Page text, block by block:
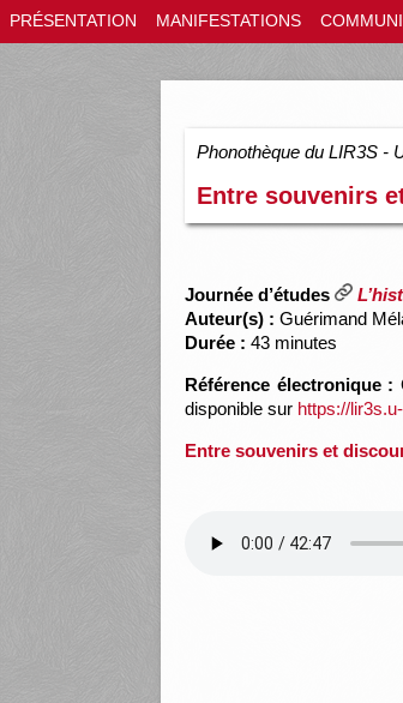
PRÉSENTATION MANIFESTATIONS
Phonothèque du LIR3S -
Entre souvenirs
Journée d’études
Auteur(s) : Guérimand
Durée : 43 minutes
Référence électronique :
disponible sur https://
Entre souvenirs et